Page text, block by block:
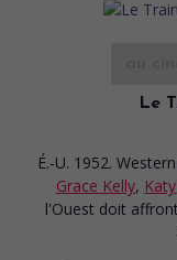
Le
É.-U. 1952. Western
Grace Kelly,
l'Ouest doit